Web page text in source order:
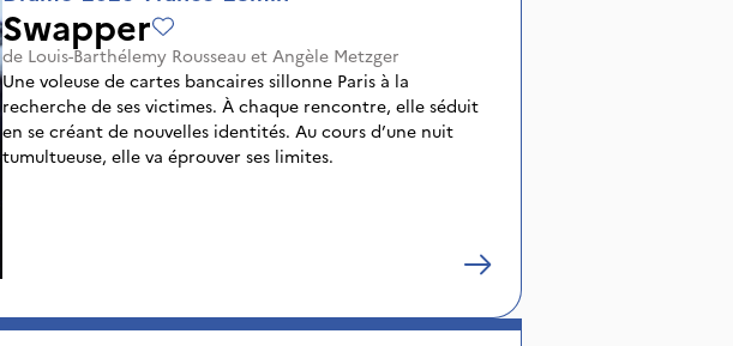
Swapper
de Louis-Barthélemy Rousseauet Angèle Metzger
Une voleuse de cartes bancaires sillonne Paris à la
recherche de ses victimes. À chaque rencontre, elle séduit
en se créant de nouvelles identités. Au cours d’une nuit
tumultueuse, elle va éprouver ses limites.